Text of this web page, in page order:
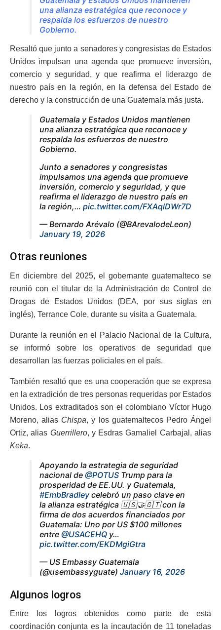
una alianza estratégica que reconoce y
respalda los esfuerzos de nuestro
Gobierno.
Resaltó que junto a senadores y congresistas de Estados
Unidos impulsan una agenda que promueve inversión,
comercio y seguridad, y que reafirma el liderazgo de
nuestro país en la región, en la defensa del Estado de
derecho y la construcción de una Guatemala más justa.
Guatemala y Estados Unidos mantienen
una alianza estratégica que reconoce y
respalda los esfuerzos de nuestro
Gobierno.
Junto a senadores y congresistas
impulsamos una agenda que promueve
inversión, comercio y seguridad, y que
reafirma el liderazgo de nuestro país en
la región,… pic.twitter.com/FXAqlDWr7D
— Bernardo Arévalo (@BArevalodeLeon)
January 19, 2026
Otras reuniones
En diciembre del 2025, el gobernante guatemalteco se
reunió con el titular de la Administración de Control de
Drogas de Estados Unidos (DEA, por sus siglas en
inglés), Terrance Cole, durante su visita a Guatemala.
Durante la reunión en el Palacio Nacional de la Cultura,
se informó sobre los operativos de seguridad que
desarrollan las fuerzas policiales en el país.
También resaltó que es una cooperación que se expresa
en la extradición de tres personas requeridas por Estados
Unidos. Los extraditados son el colombiano Víctor Hugo
Moreno, alias Chispa, y los guatemaltecos Pedro Ángel
Ortiz, alias Guerrillero, y Esdras Gamaliel Carbajal, alias
Keka.
Apoyando la estrategia de seguridad
nacional de @POTUS Trump para la
prosperidad de EE.UU. y Guatemala,
#EmbBradley celebró un paso clave en
la alianza estratégica 🇺🇸🤝🇬🇹 con la
firma de dos acuerdos financiados por
Guatemala: Uno por US $100 millones
entre @USACEHQ y…
pic.twitter.com/EKDMgiGtra
— US Embassy Guatemala
(@usembassyguate) January 16, 2026
Algunos logros
Entre los logros obtenidos como parte de esta
coordinación conjunta es la incautación de 11 toneladas